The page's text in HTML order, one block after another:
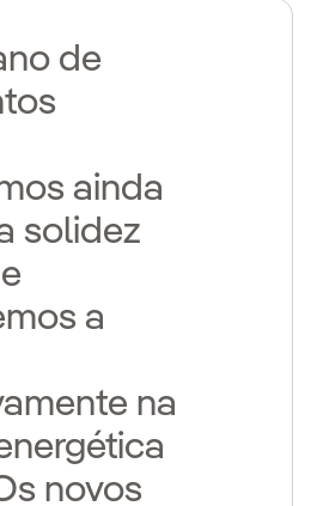
de
ainda
solidez
a
na
novos